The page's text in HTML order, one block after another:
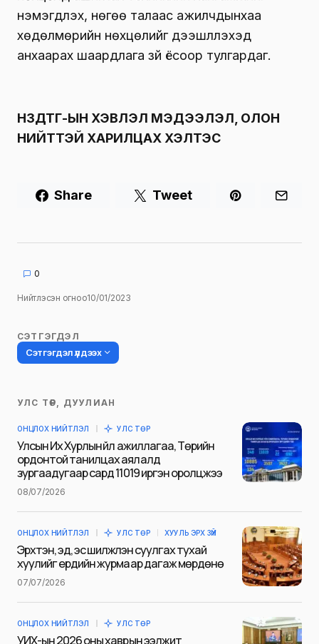
нэмэгдүүлэх, нөгөө талаас ажилчдынхаа
хөдөлмөрийн нөхцөлийг дээшлүүлэхэд
анхаарах шаардлага зүй ёсоор тулгардаг.
НЗДТГ-ЫН ХЭВЛЭЛ МЭДЭЭЛЭЛ, ОЛОН
НИЙТТЭЙ ХАРИЛЦАХ ХЭЛТЭС
Share Tweet
0
Нийтлэсэн огноо10/01/2023
СЭТГЭГДЭЛ
Сэтгэгдэл үлдээх
Таны имэйл хаягийг нийтлэхгүй.
тэмдэглэсэн
Сэтгэгдэл*
Name
УЛС ТӨР, ДУУЛИАН
ОНЦЛОХ НИЙТЛЭЛ УЛС ТӨР
Улсын Их Хурлын үйл ажиллагаа, Төрийн
ордонтой танилцах аялалд
зургаадугаар сард 11019 иргэн оролцжээ
08/07/2026
ОНЦЛОХ НИЙТЛЭЛ УЛС ТӨР ХУУЛЬ ЭРХ ЗҮЙ
Эрхтэн, эд, эс шилжүүлэн суулгах тухай
хуулийг ердийн журмаар дагаж мөрдөнө
07/07/2026
ОНЦЛОХ НИЙТЛЭЛ УЛС ТӨР
УИХ-ын 2026 оны хаврын ээлжит